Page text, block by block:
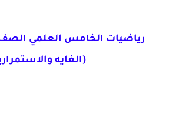
رياضيات الخامس العلمي
(الغايه